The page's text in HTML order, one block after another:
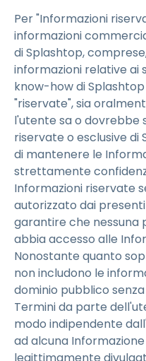
Per "Informazioni
informazioni
di Splashtop,
informazioni relative ai
know-how di
"riservate", sia
l'utente sa o dovrebbe
riservate o esclusive
di mantenere le
strettamente
Informazioni riservate
autorizzato dai
garantire che nessuna
abbia accesso alle
Nonostante quanto
non includono le
dominio pubblico
Termini da parte
modo indipendente
ad alcuna